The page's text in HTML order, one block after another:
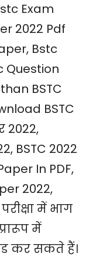
Exam
2022 Pdf
Bstc
Question
BSTC
BSTC
2022,
BSTC 2022
In PDF,
2022,
में भाग
में
कर सकते हैं।